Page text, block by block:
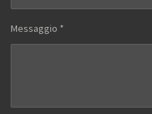
Messaggio *